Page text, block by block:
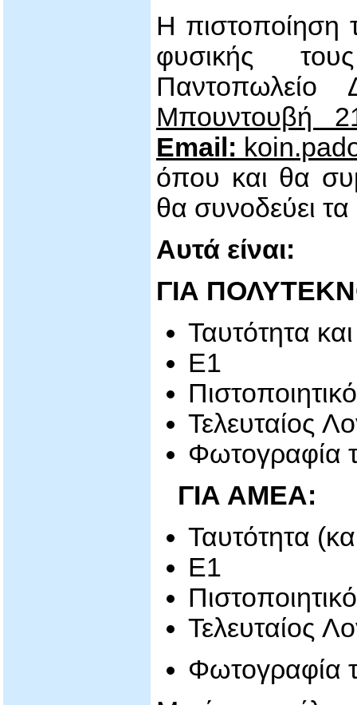
Η πιστοποίηση
φυσικής
Μπουντουβή
Email:
όπου και θα
θα συνοδεύει τα
Αυτά είναι:
ΓΙΑ
Ταυτότητα
Ε1
Τελευταίος
Φωτογραφία
ΓΙΑ ΑΜΕΑ:
Ταυτότητα
Ε1
Τελευταίος
Φωτογραφία